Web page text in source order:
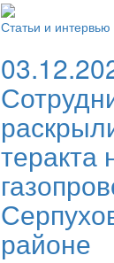
Статьи и интервью
теракта
районе